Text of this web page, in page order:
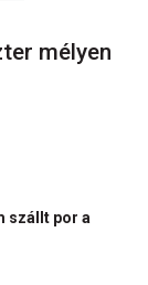
mélyen
szállt por a